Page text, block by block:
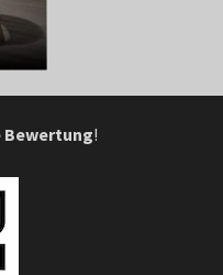
Bewertung!